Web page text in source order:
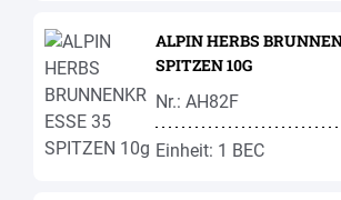
ALPIN HERBS
SPITZEN 10G
Nr.: AH82F
Einheit: 1 BEC